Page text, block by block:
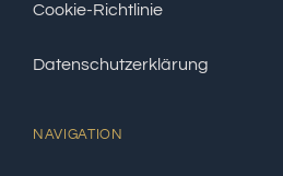
Cookie-Richtlinie
Datenschutzerklärung
NAVIGATION